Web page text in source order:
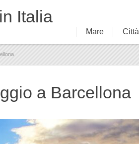
Italia
Mare Città
a Barcellona